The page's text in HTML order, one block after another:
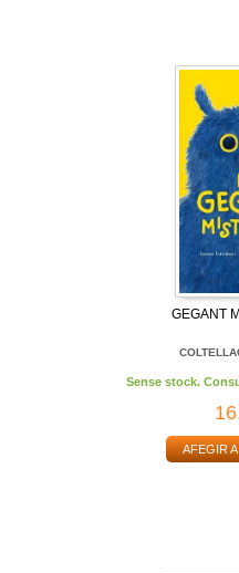
GEGANT
Sense stock.
AFEGIR